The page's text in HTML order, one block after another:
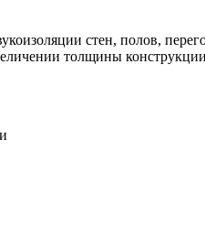
стен, полов,
толщины